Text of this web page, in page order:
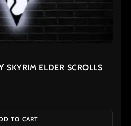
ELDER SCROLLS
TO CART